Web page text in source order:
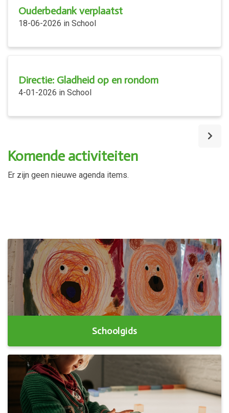
Ouderbedank verplaatst
18-06-2026 in School
Directie: Gladheid op en rondom
4-01-2026 in School
Komende activiteiten
Er zijn geen nieuwe agenda items.
Schoolgids